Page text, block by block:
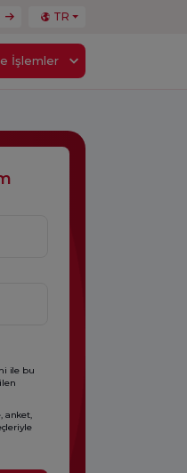
TR
İşlemler
ile bu
anket,